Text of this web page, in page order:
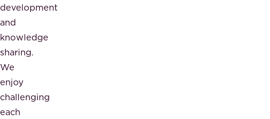
development
and
knowledge
sharing.
We
enjoy
challenging
each